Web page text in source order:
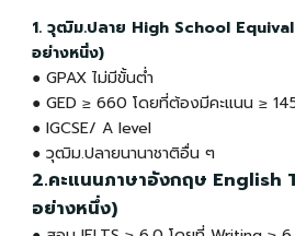
1. วุฒิม.ปลาย High School
อย่างหนึ่ง)
● GPAX ไม่มีขั้นต่ำ
● GED ≥ 660 โดยที่ต้องมีคะแนน ≥
● IGCSE/ A level
● วุฒิม.ปลายนานาชาติอื่น ๆ
2.คะแนนภาษาอังกฤษ English
อย่างหนึ่ง)